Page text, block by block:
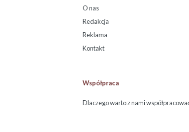
O nas
Redakcja
Reklama
Kontakt
Współpraca
Dlaczego warto z nami